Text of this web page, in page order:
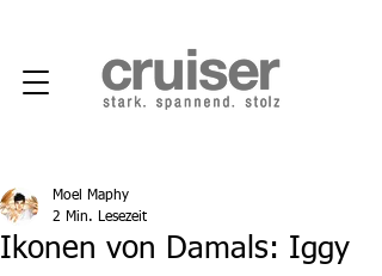
Ikonen von Damals: Iggy
Moel Maphy
2 Min. Lesezeit